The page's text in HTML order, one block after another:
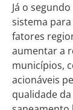
Já o
sistema
fatores
aumentar a
municípios,
acionáveis
qualidade